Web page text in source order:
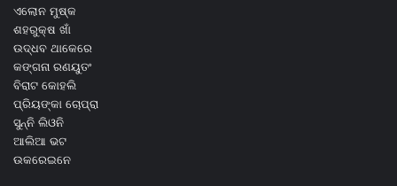
ଏଲୋନ ମୁଷ୍କ
ଶହରୁକ୍ଷ ଖାଁ
ଉଦ୍ଧବ ଥାକେରେ
କଙ୍ଗନା ରଣୟୁତଂ
ବିରାଟ କୋହଲି
ପ୍ରିୟଙ୍କା ଚୋପ୍ରା
ସୁନ୍ନି ଲିଓନି
ଆଲିଆ ଭଟ
ଉକରେଇନେ